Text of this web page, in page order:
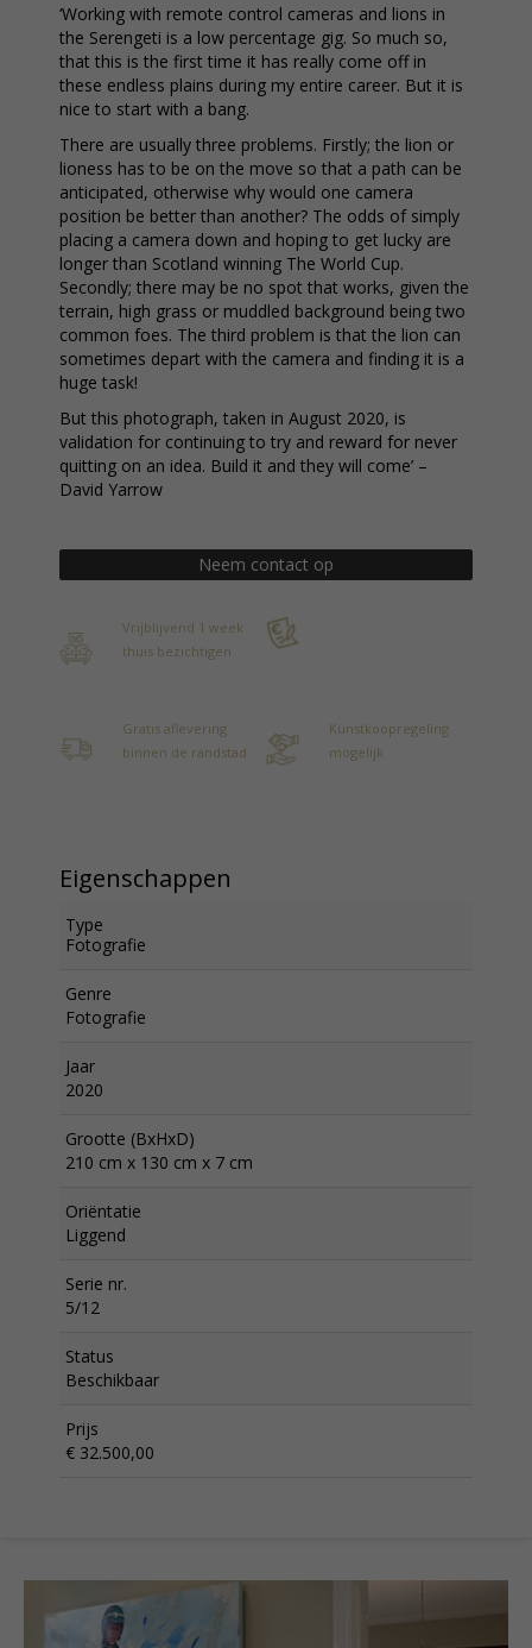
‘Working with remote control cameras and lions in
the Serengeti is a low percentage gig. So much so,
that this is the first time it has really come off in
these endless plains during my entire career. But it is
nice to start with a bang.
There are usually three problems. Firstly; the lion or
lioness has to be on the move so that a path can be
anticipated, otherwise why would one camera
position be better than another? The odds of simply
placing a camera down and hoping to get lucky are
longer than Scotland winning The World Cup.
Secondly; there may be no spot that works, given the
terrain, high grass or muddled background being two
common foes. The third problem is that the lion can
sometimes depart with the camera and finding it is a
huge task!
But this photograph, taken in August 2020, is
validation for continuing to try and reward for never
quitting on an idea. Build it and they will come’ –
David Yarrow
Neem contact op
Vrijblijvend 1 week
thuis bezichtigen
Gratis aflevering
binnen de randstad
Kunstkoopregeling
mogelijk
Eigenschappen
Type
Fotografie
Genre
Fotografie
Jaar
2020
Grootte (BxHxD)
210 cm x 130 cm x 7 cm
Oriëntatie
Liggend
Serie nr.
5/12
Status
Beschikbaar
Prijs
€ 32.500,00